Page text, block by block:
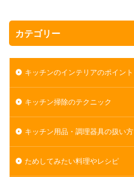
カテゴリー
キッチンのインテリアのポイント
キッチン掃除のテクニック
キッチン用品・調理器具の扱い方
ためしてみたい料理やレシピ